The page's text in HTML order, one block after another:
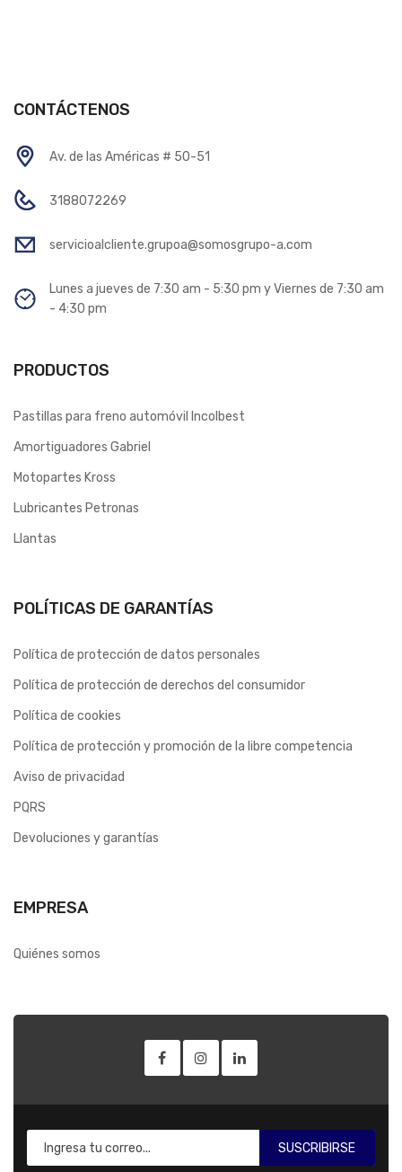
CONTÁCTENOS
Av. de las Américas # 50-51
3188072269
servicioalcliente.grupoa@somosgrupo-a.com
Lunes a jueves de 7:30 am - 5:30 pm y Viernes de 7:30 am
- 4:30 pm
PRODUCTOS
Pastillas para freno automóvil Incolbest
Amortiguadores Gabriel
Motopartes Kross
Lubricantes Petronas
Llantas
POLÍTICAS DE GARANTÍAS
Política de protección de datos personales
Política de protección de derechos del consumidor
Política de cookies
Política de protección y promoción de la libre competencia
Aviso de privacidad
PQRS
Devoluciones y garantías
EMPRESA
Quiénes somos
SUSCRIBIRSE